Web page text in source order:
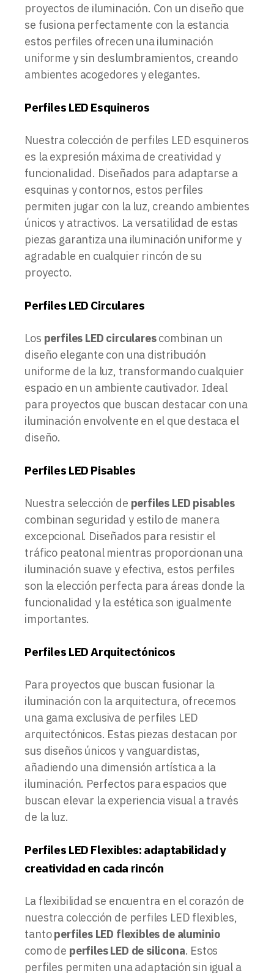
proyectos de iluminación. Con un diseño que
se fusiona perfectamente con la estancia
estos perfiles ofrecen una iluminación
uniforme y sin deslumbramientos, creando
ambientes acogedores y elegantes.
Perfiles LED Esquineros
Nuestra colección de perfiles LED esquineros
es la expresión máxima de creatividad y
funcionalidad. Diseñados para adaptarse a
esquinas y contornos, estos perfiles
permiten jugar con la luz, creando ambientes
únicos y atractivos. La versatilidad de estas
piezas garantiza una iluminación uniforme y
agradable en cualquier rincón de su
proyecto.
Perfiles LED Circulares
Los perfiles LED circularescombinan un
diseño elegante con una distribución
uniforme de la luz, transformando cualquier
espacio en un ambiente cautivador. Ideal
para proyectos que buscan destacar con una
iluminación envolvente en el que destaca el
diseño.
Perfiles LED Pisables
Nuestra selección de perfiles LED pisables
combinan seguridad y estilo de manera
excepcional. Diseñados para resistir el
tráfico peatonal mientras proporcionan una
iluminación suave y efectiva, estos perfiles
son la elección perfecta para áreas donde la
funcionalidad y la estética son igualmente
importantes.
Perfiles LED Arquitectónicos
Para proyectos que buscan fusionar la
iluminación con la arquitectura, ofrecemos
una gama exclusiva de perfiles LED
arquitectónicos. Estas piezas destacan por
sus diseños únicos y vanguardistas,
añadiendo una dimensión artística a la
iluminación. Perfectos para espacios que
buscan elevar la experiencia visual a través
de la luz.
Perfiles LED Flexibles: adaptabilidad y
creatividad en cada rincón
La flexibilidad se encuentra en el corazón de
nuestra colección de perfiles LED flexibles,
tantoperfiles LED flexibles de aluminio
como de perfiles LED de silicona. Estos
perfiles permiten una adaptación sin igual a